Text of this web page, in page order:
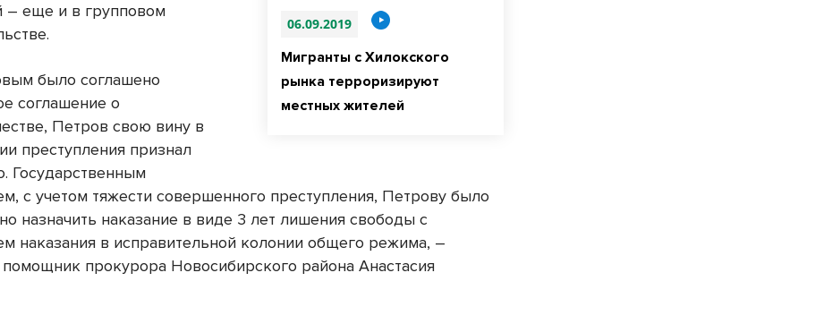
06.09.2019
Мигранты с Хилокского
рынка терроризируют
местных жителей
– еще и в групповом
было соглашено
соглашение о
Петров свою вину в
преступления признал
Государственным
с учетом тяжести совершенного преступления, Петрову было
назначить наказание в виде 3 лет лишения свободы с
наказания в исправительной колонии общего режима, –
прокурора Новосибирского района Анастасия